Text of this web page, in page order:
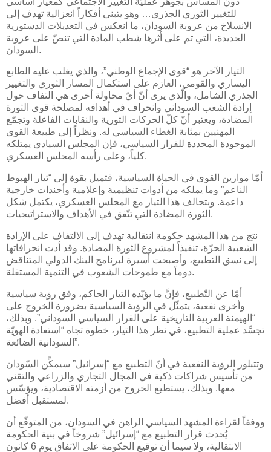
للتغيير الثوري الجذري… وهو يتبنى أفكاراً انعزالية تهدف إلى
الانسلاخ من عروبة السودان، ما انعكس في التعديلات الدستورية
الجديدة، التي تم على أثرها شطب المادة التي تنصّ على عروبة
السودان.
التيار الآخر هو “قوى الإجماع الوطني”، والذي يغلب عليه الطابع
اليساري والقومي، العازم على استكمال المسار الثوري والتغيير
الجذري الشامل، والّذي يرى أنّ أيّ محاولة أخرى هي التفاف حول
إرادة الشعب السوداني وانحراف في أهدافه لمصلحة قوى الثورة
المضادة، ويعتبر أنّ كلّ الحركات الثورية والنقابات الفاعلة وتجمّع
المهنيين بمثابة الغطاء السياسي له. ونظراً إلى طبيعة القوى
الموجودة المحددة للقرار السياسي، فإن المجلس السيادي يمتلكه
كلياً، وعلى رأسه المجلس العسكري.
أمّا موازين القوى في الحياة السياسية، فتميل بقوة إلى “تيار الهبوط
الناعم” وما يملكه من أدوات تنظيمية وإعلامية وأجندات خارجية
داعمة. وبتحالف هذا التيار مع المجلس العسكري، يكتمل شكل
الثورة المضادة التي تتّفق في الأهداف والاستراتيجيات.
نتج من هذا المشهد حكومة انتقالية تهدف إلى الالتفاف على الإرادة
الشعبية الحرّة، تنفيذاً لمشروع الثورة المضادة. وقد أدت انحرافاتها
إلى نسق التطبيع، وأصبحت أسيرة لبرنامج البنك الدولي المتناقض
دوماً مع طموحات الشعوب في التنمية المستقلة.
أمّا عن التّطبيع، فإنَّ ما يؤيّده التيار الحاكم، وفق رؤية سياسية
وأخرى نفعية، يتمثّل في الرؤية السياسية بضرورة الخروج على
“الهيمنة العربية التاريخية على القرار السياسي السوداني”. وبذلك،
تجسِّد عملية التطبيع، في نظر هذا التيار، خطوة تجاه “استعادة الهويّة
السودانية الضائعة”.
وتتبلور الرؤية النفعية في أنّ التطبيع مع “إسرائيل” سيمكِّن السّودان
من تأسيس شراكات ذكية في المجال التجاري والزراعي والتقني
معها. وبذلك، يستطيع الخروج من أزمته الاقتصادية، ويؤسّس
لمستقبل أفضل.
ووفقاً لقراءة المشهد السياسي الراهن في السودان، من المتوقّع أن
يُحدث قرار التطبيع مع “إسرائيل” شروخاً في بنية الحكومة
الانتقالية، ولا سيما أن توقيع الحكومة على الاتفاق يوم 6 كانون